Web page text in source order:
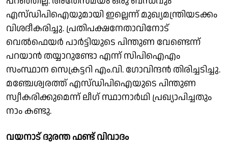
എസ്‌ഡിപിഐയുമായി ഇല്ലെന്ന് മുഖ്യമന്ത്രിയടക്കം
വിശദീകരിച്ചു. പ്രതിപക്ഷനേതാവിനോട്
വെല്‍ഫെയര്‍ പാര്‍ട്ടിയുടെ പിന്തുണ വേണ്ടെന്ന്
പറയാന്‍ തയ്യാറുണ്ടോ എന്ന് സിപിഐഎം
സംസ്ഥാന സെക്രട്ടറി എം.വി. ഗോവിന്ദന്‍ തിരിച്ചടിച്ചു.
മഞ്ചേശ്വരത്ത് എസ്‌ഡിപിഐയുടെ പിന്തുണ
സ്വീകരിക്കുമെന്ന് ലീഗ് സ്ഥാനാര്‍ഥി പ്രഖ്യാപിച്ചതും
നാം കണ്ടു.
വയനാട് ദുരന്ത ഫണ്ട് വിവാദം